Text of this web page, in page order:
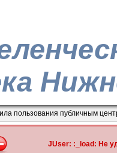
пользования публичным
JUser: :_load: Не